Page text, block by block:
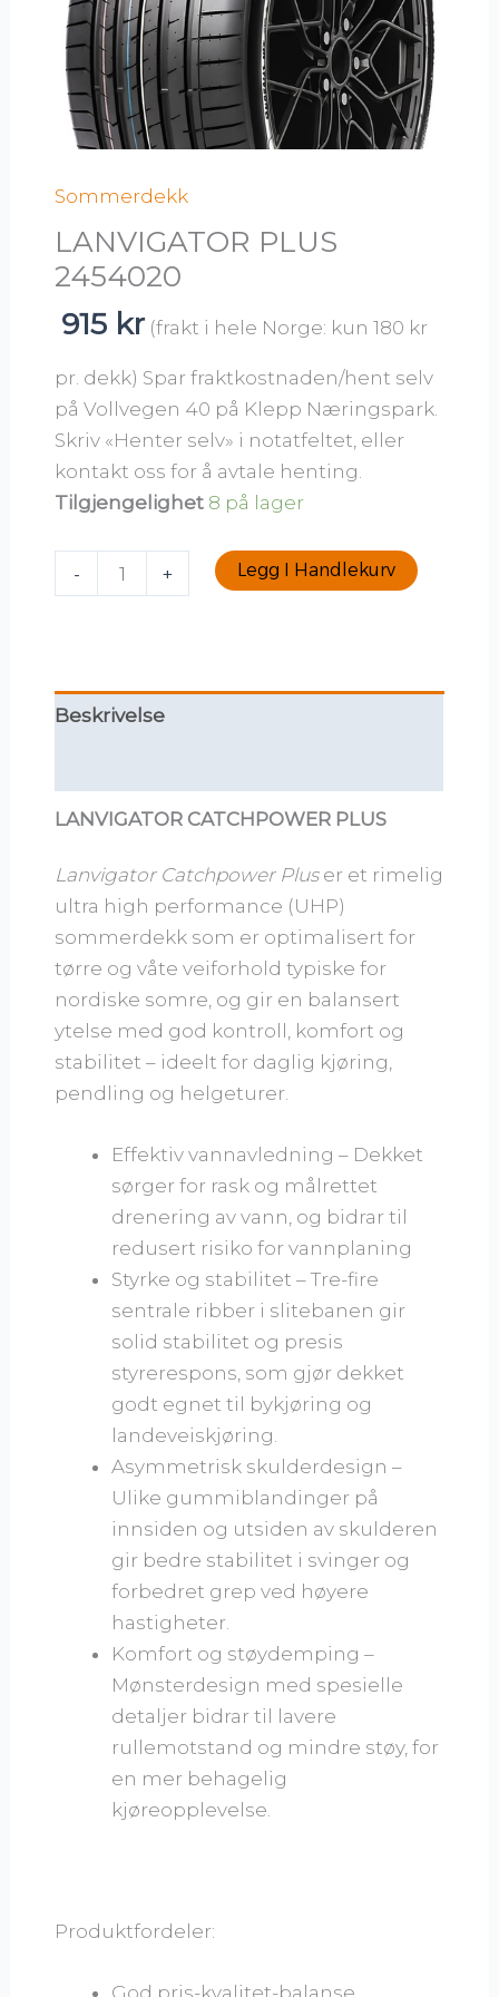
Sommerdekk
LANVIGATOR PLUS
2454020
915 kr (frakt i hele Norge: kun 180 kr
pr. dekk) Spar fraktkostnaden/hent selv
på Vollvegen 40 på Klepp Næringspark.
Skriv «Henter selv» i notatfeltet, eller
kontakt oss for å avtale henting.
Tilgjengelighet 8 på lager
- + Legg I Handlekurv
Beskrivelse
LANVIGATOR CATCHPOWER PLUS
Lanvigator Catchpower Pluser et rimelig
ultra high performance (UHP)
sommerdekk som er optimalisert for
tørre og våte veiforhold typiske for
nordiske somre, og gir en balansert
ytelse med god kontroll, komfort og
stabilitet – ideelt for daglig kjøring,
pendling og helgeturer.
Effektiv vannavledning – Dekket
sørger for rask og målrettet
drenering av vann, og bidrar til
redusert risiko for vannplaning
Styrke og stabilitet – Tre-fire
sentrale ribber i slitebanen gir
solid stabilitet og presis
styrerespons, som gjør dekket
godt egnet til bykjøring og
landeveiskjøring.
Asymmetrisk skulderdesign –
Ulike gummiblandinger på
innsiden og utsiden av skulderen
gir bedre stabilitet i svinger og
forbedret grep ved høyere
hastigheter.
Komfort og støydemping –
Mønsterdesign med spesielle
detaljer bidrar til lavere
rullemotstand og mindre støy, for
en mer behagelig
kjøreopplevelse.
Produktfordeler:
God pris-kvalitet-balanse